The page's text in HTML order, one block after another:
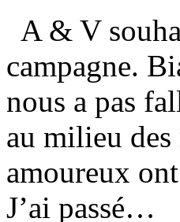
A & V
campagne.
nous a pas
au milieu des
amoureux
J’ai passé…